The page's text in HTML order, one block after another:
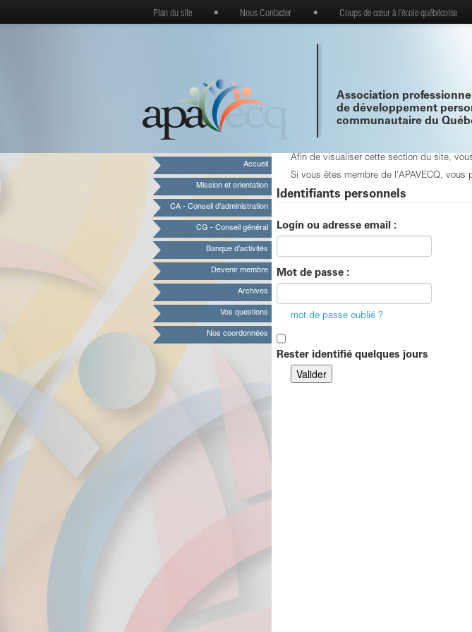
Plan du site • Nous Contacter • Coups de cœur à l’école québécoise
Association
de développement
communautaire du
Accueil
Mission et orientation
CA - Conseil d’administration
CG - Conseil général
Banque d’activités
Devenir membre
Archives
Vos questions
Nos coordonnées
Afin de visualiser cette section du site,
Si vous êtes membre de l'APAVECQ,
Identifiants personnels
Login ou adresse email :
Mot de passe :
mot de passe oublié ?
Rester identifié quelques jours